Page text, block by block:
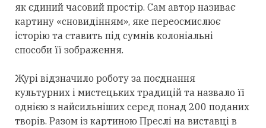
як єдиний часовий простір. Сам автор називає
картину «сновидінням», яке переосмислює
історію та ставить під сумнів колоніальні
способи її зображення.
Журі відзначило роботу за поєднання
культурних і мистецьких традицій та назвало її
однією з найсильніших серед понад 200 поданих
творів. Разом із картиною Преслі на виставці в